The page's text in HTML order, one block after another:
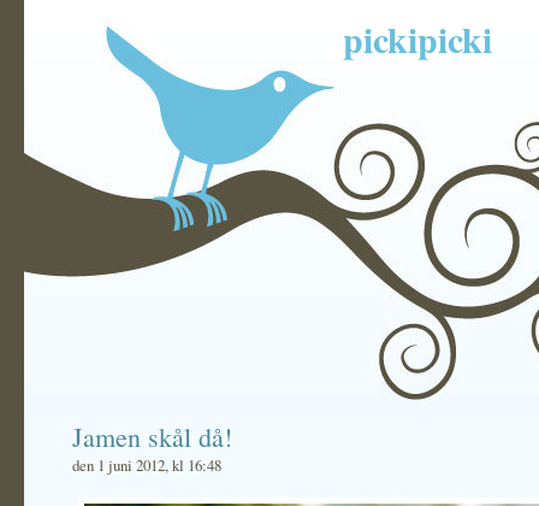
pickipicki
Jamen skål då!
den 1 juni 2012, kl 16:48